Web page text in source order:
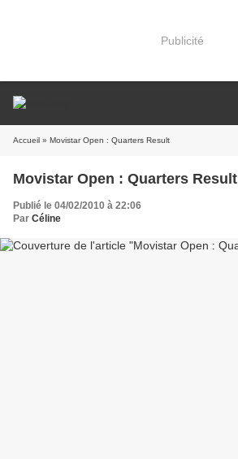
Publicité
Accueil » Movistar Open : Quarters Result
Movistar Open : Quarters Result
Publié le 04/02/2010 à 22:06
Par Céline